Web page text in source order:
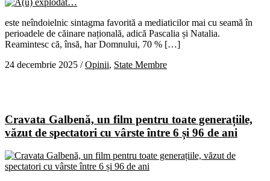
este neîndoielnic sintagma favorită a mediaticilor mai cu seamă în
perioadele de căinare națională, adică Pascalia și Natalia.
Reamintesc că, însă, har Domnului, 70 % […]
24 decembrie 2025 /Opinii, State Membre
Cravata Galbenă, un film pentru toate generațiile,
văzut de spectatori cu vârste între 6 și 96 de ani